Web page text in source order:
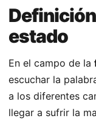
estado
En el campo de la
escuchar la
a los diferentes
llegar a sufrir la